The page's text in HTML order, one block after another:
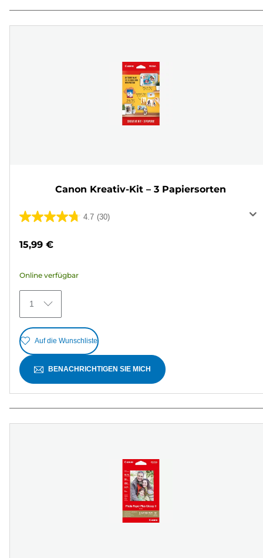
Canon Kreativ-Kit – 3 Papiersorten
4.7 (30)
4.7
5
30
Bewertungen
15,99 €
Online verfügbar
1
Auf die Wunschliste
BENACHRICHTIGEN SIE MICH